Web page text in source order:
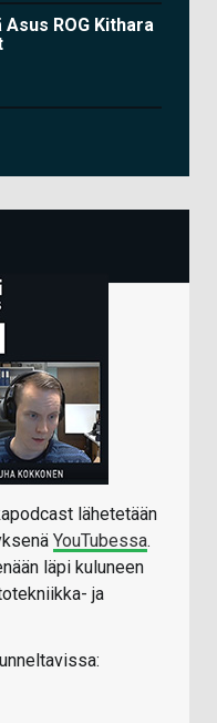
ROG Kithara
lähetetään
YouTubessa.
läpi kuluneen
ja